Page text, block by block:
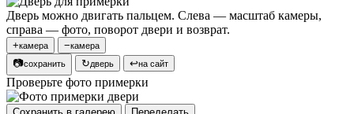
Дверь можно двигать пальцем. Слева — масштаб камеры,
справа — фото, поворот двери и возврат.
+камера −камера
📷сохранить ↻дверь ↩на сайт
Проверьте фото примерки